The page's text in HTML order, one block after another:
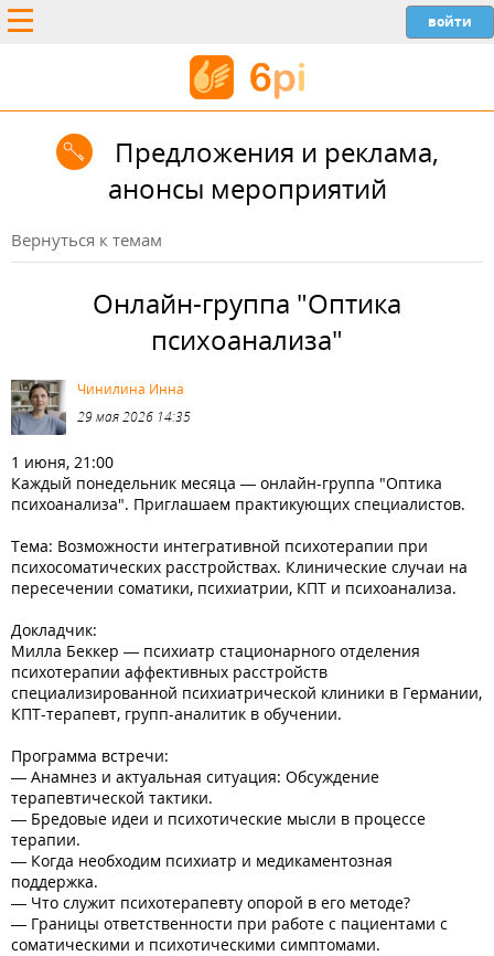
Предложения и реклама,
анонсы мероприятий
Вернуться к темам
Онлайн-группа "Оптика
психоанализа"
Чинилина Инна
29 мая 2026 14:35
1 июня, 21:00
Каждый понедельник месяца — онлайн-группа "Оптика
психоанализа". Приглашаем практикующих специалистов.
Тема: Возможности интегративной психотерапии при
психосоматических расстройствах. Клинические случаи на
пересечении соматики, психиатрии, КПТ и психоанализа.
Докладчик:
Милла Беккер — психиатр стационарного отделения
психотерапии аффективных расстройств
специализированной психиатрической клиники в Германии,
КПТ-терапевт, групп-аналитик в обучении.
Программа встречи:
— Анамнез и актуальная ситуация: Обсуждение
терапевтической тактики.
— Бредовые идеи и психотические мысли в процессе
терапии.
— Когда необходим психиатр и медикаментозная
поддержка.
— Что служит психотерапевту опорой в его методе?
— Границы ответственности при работе с пациентами с
соматическими и психотическими симптомами.